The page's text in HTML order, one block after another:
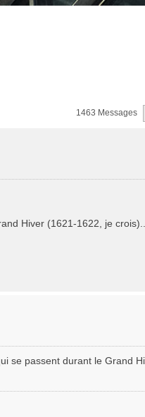
1463 Messages
Hiver (1621-1622, je
se passent durant le Grand